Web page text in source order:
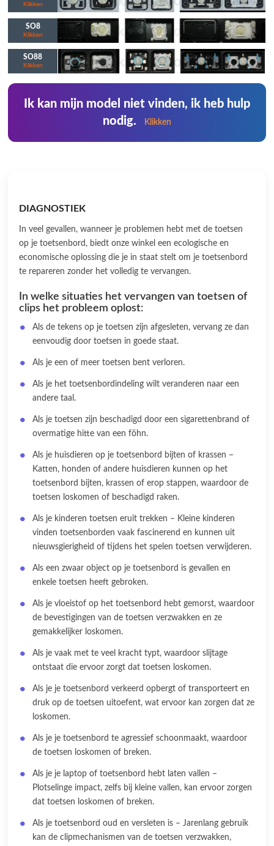
Klikken
SO8
Klikken
SO88
Klikken
Ik kan mijn model niet vinden, ik heb hulp
nodig.
Klikken
DIAGNOSTIEK
In veel gevallen, wanneer je problemen hebt met de toetsen
op je toetsenbord, biedt onze winkel een ecologische en
economische oplossing die je in staat stelt om je toetsenbord
te repareren zonder het volledig te vervangen.
In welke situaties het vervangen van toetsen of
clips het probleem oplost:
Als de tekens op je toetsen zijn afgesleten, vervang ze dan
eenvoudig door toetsen in goede staat.
Als je een of meer toetsen bent verloren.
Als je het toetsenbordindeling wilt veranderen naar een
andere taal.
Als je toetsen zijn beschadigd door een sigarettenbrand of
overmatige hitte van een föhn.
Als je huisdieren op je toetsenbord bijten of krassen –
Katten, honden of andere huisdieren kunnen op het
toetsenbord bijten, krassen of erop stappen, waardoor de
toetsen loskomen of beschadigd raken.
Als je kinderen toetsen eruit trekken – Kleine kinderen
vinden toetsenborden vaak fascinerend en kunnen uit
nieuwsgierigheid of tijdens het spelen toetsen verwijderen.
Als een zwaar object op je toetsenbord is gevallen en
enkele toetsen heeft gebroken.
Als je vloeistof op het toetsenbord hebt gemorst, waardoor
de bevestigingen van de toetsen verzwakken en ze
gemakkelijker loskomen.
Als je vaak met te veel kracht typt, waardoor slijtage
ontstaat die ervoor zorgt dat toetsen loskomen.
Als je je toetsenbord verkeerd opbergt of transporteert en
druk op de toetsen uitoefent, wat ervoor kan zorgen dat ze
loskomen.
Als je je toetsenbord te agressief schoonmaakt, waardoor
de toetsen loskomen of breken.
Als je je laptop of toetsenbord hebt laten vallen –
Plotselinge impact, zelfs bij kleine vallen, kan ervoor zorgen
dat toetsen loskomen of breken.
Als je toetsenbord oud en versleten is – Jarenlang gebruik
kan de clipmechanismen van de toetsen verzwakken,